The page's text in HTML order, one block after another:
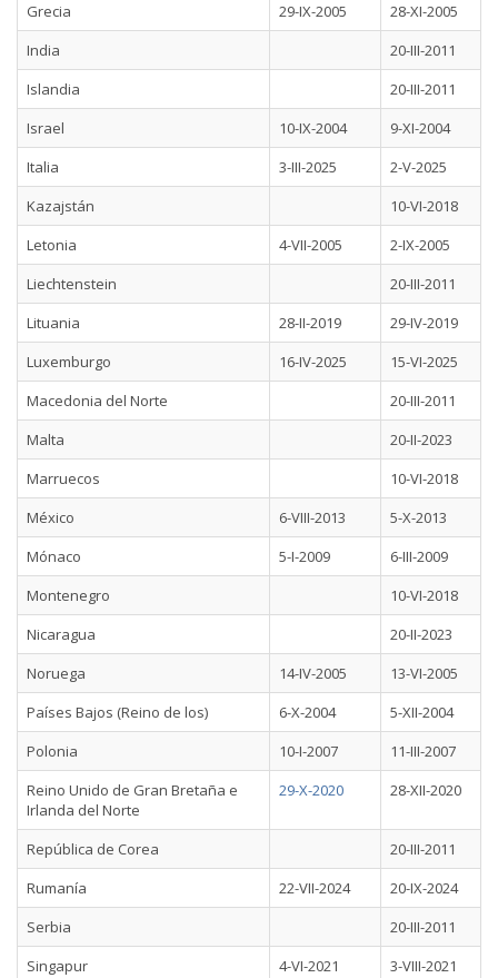
Grecia
29-IX-2005
28-XI-2005
India
20-III-2011
Islandia
20-III-2011
Israel
10-IX-2004
9-XI-2004
Italia
3-III-2025
2-V-2025
Kazajstán
10-VI-2018
Letonia
4-VII-2005
2-IX-2005
Liechtenstein
20-III-2011
Lituania
28-II-2019
29-IV-2019
Luxemburgo
16-IV-2025
15-VI-2025
Macedonia del Norte
20-III-2011
Malta
20-II-2023
Marruecos
10-VI-2018
México
6-VIII-2013
5-X-2013
Mónaco
5-I-2009
6-III-2009
Montenegro
10-VI-2018
Nicaragua
20-II-2023
Noruega
14-IV-2005
13-VI-2005
Países Bajos (Reino de los)
6-X-2004
5-XII-2004
Polonia
10-I-2007
11-III-2007
Reino Unido de Gran Bretaña e
Irlanda del Norte
29-X-2020 28-XII-2020
República de Corea
20-III-2011
Rumanía
22-VII-2024
20-IX-2024
Serbia
20-III-2011
Singapur
4-VI-2021
3-VIII-2021